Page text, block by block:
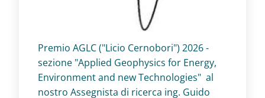
Titolo card:
Premio AGLC ("Licio Cernobori") 2026 -
sezione "Applied Geophysics for Energy,
Environment and new Technologies" al
nostro Assegnista di ricerca ing. Guido